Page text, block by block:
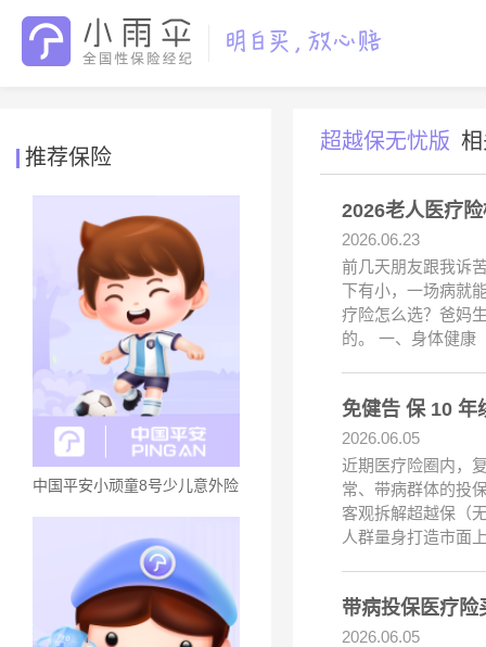
推荐保险
中国平安小顽童8号少儿意外险
超越保无忧版
2026老人医疗
2026.06.23
前几天朋友跟我诉
下有小，一场病就
疗险怎么选？爸妈
的。 一、身体健康
免健告 保 10 年
2026.06.05
近期医疗险圈内，
常、带病群体的投
客观拆解超越保（
人群量身打造市面
带病投保医疗险
2026.06.05